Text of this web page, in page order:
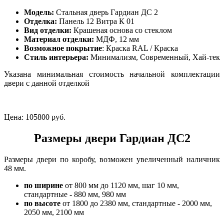
Модель: Стальная дверь Гардиан ДС 2
Отделка: Панель 12 Витра К 01
Вид отделки: Крашеная основа со стеклом
Материал отделки: МДФ, 12 мм
Возможное покрытие: Краска RAL / Краска
Стиль интерьера: Минимализм, Современный, Хай-тек
Указана минимальная стоимость начальной комплектации
двери с данной отделкой
Цена: 105800 руб.
Размеры двери Гардиан ДС2
Размеры двери по коробу, возможен увеличенный наличник
48 мм.
по ширине от 800 мм до 1120 мм, шаг 10 мм,
стандартные - 880 мм, 980 мм
по высоте от 1800 до 2380 мм, стандартные - 2000 мм,
2050 мм, 2100 мм